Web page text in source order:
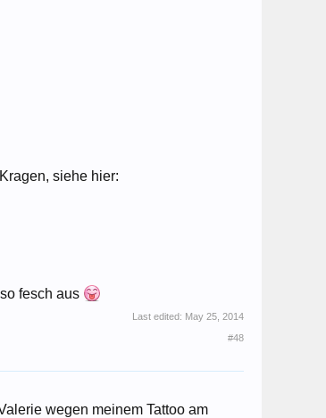
siehe hier:
fesch aus
Last edited: May 25, 2014
#48
wegen meinem Tattoo am